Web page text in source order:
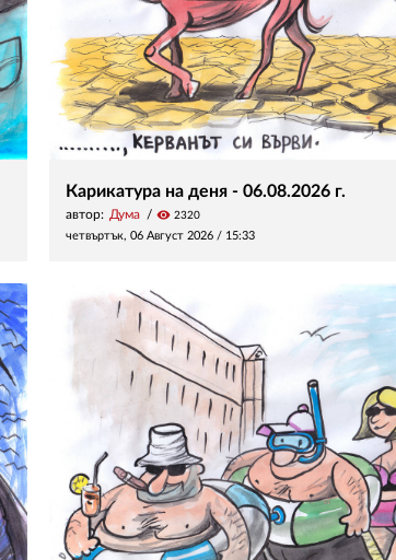
Карикатура на деня - 06.08.2026 г.
автор: Дума visibility 2320
четвъртък, 06 Август 2026 / 15:33